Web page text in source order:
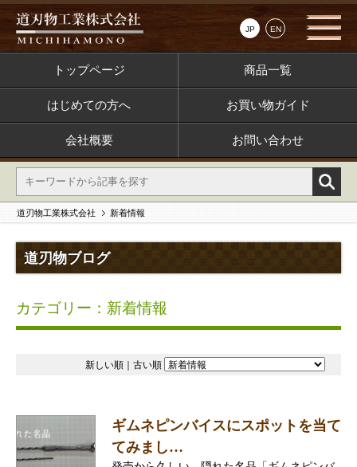
JP EN
トップページ 商品一覧
はじめての方へ お買い物ガイド
会社概要 お問い合わせ
道刃物工業株式会社 新着情報
道刃物ブログ
カテゴリー：新着情報
新しい順 古い順
ギムネピンバイスにスポットを当て
てみまし…